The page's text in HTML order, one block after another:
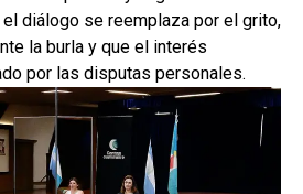
diálogo se reemplaza por el grito,
la burla y que el interés
por las disputas personales.